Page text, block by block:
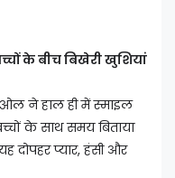
के बीच बिखेरी खुशियां
ने हाल ही में स्माइल
के साथ समय बिताया
दोपहर प्यार, हंसी और